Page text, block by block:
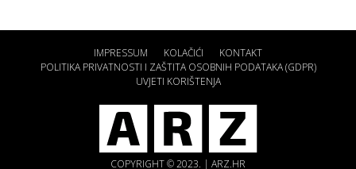
IMPRESSUM KOLAČIĆI
KONTAKT
POLITIKA PRIVATNOSTI I ZAŠTITA OSOBNIH PODATAKA (GDPR)
UVJETI KORIŠTENJA
COPYRIGHT © 2023. | ARZ.HR